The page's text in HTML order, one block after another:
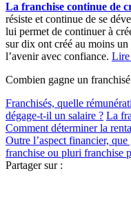
La franchise continue de
résiste et continue de se
lui permet de continuer à
sur dix ont créé au moins
l’avenir avec confiance. Lire
Combien gagne un
Franchisés, quelle
dégage-t-il un salaire ? La
Comment déterminer la
Outre l’aspect financier,
franchise ou pluri franchise
Partager sur :